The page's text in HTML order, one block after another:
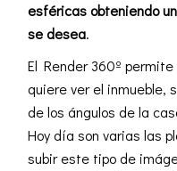
esféricas obteniendo
se desea.
El Render 360º
quiere ver el inmueble,
de los ángulos de la
Hoy día son varias las
subir este tipo de